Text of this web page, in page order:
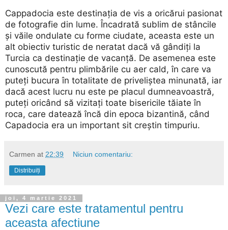
Cappadocia este destinația de vis a oricărui pasionat
de fotografie din lume. Încadrată sublim de stâncile
și văile ondulate cu forme ciudate, aceasta este un
alt obiectiv turistic de neratat dacă vă gândiți la
Turcia ca destinație de vacanță. De asemenea este
cunoscută pentru plimbările cu aer cald, în care va
puteți bucura în totalitate de priveliștea minunată, iar
dacă acest lucru nu este pe placul dumneavoastră,
puteți oricând să vizitați toate bisericile tăiate în
roca, care datează încă din epoca bizantină, când
Capadocia era un important sit creștin timpuriu.
Carmen at 22:39 Niciun comentariu:
Distribuiți
joi, 4 martie 2021
Vezi care este tratamentul pentru
aceasta afectiune